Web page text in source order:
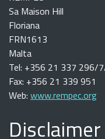
Sa Maison Hill
Floriana
FRN1613
Malta
Tel: +356 21 337 296/
Fax: +356 21 339 951
Web: www.rempec.org
Disclaimer